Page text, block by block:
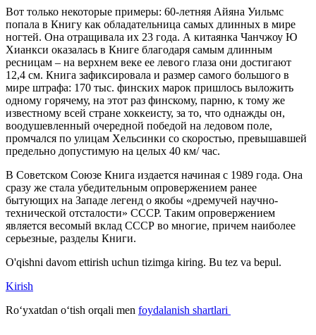
Вот только некоторые примеры: 60-летняя Айяна Уильмс
попала в Книгу как обладательница самых длинных в мире
ногтей. Она отращивала их 23 года. А китаянка Чанчжоу Ю
Хианкси оказалась в Книге благодаря самым длинным
ресницам – на верхнем веке ее левого глаза они достигают
12,4 см. Книга зафиксировала и размер самого большого в
мире штрафа: 170 тыс. финских марок пришлось выложить
одному горячему, на этот раз финскому, парню, к тому же
известному всей стране хоккеисту, за то, что однажды он,
воодушевленный очередной победой на ледовом поле,
промчался по улицам Хельсинки со скоростью, превышавшей
предельно допустимую на целых 40 км/ час.
В Советском Союзе Книга издается начиная с 1989 года. Она
сразу же стала убедительным опровержением ранее
бытующих на Западе легенд о якобы «дремучей научно-
технической отсталости» СССР. Таким опровержением
является весомый вклад СССР во многие, причем наиболее
серьезные, разделы Книги.
O'qishni davom ettirish uchun tizimga kiring. Bu tez va bepul.
Kirish
Roʻyxatdan oʻtish orqali men foydalanish shartlari